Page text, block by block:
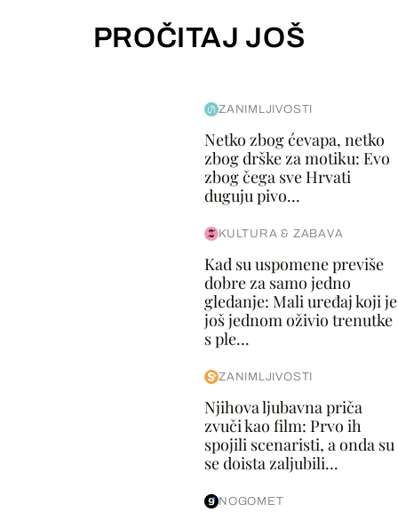
PROČITAJ JOŠ
ZANIMLJIVOSTI
Netko zbog ćevapa, netko
zbog drške za motiku: Evo
zbog čega sve Hrvati
duguju pivo...
KULTURA & ZABAVA
Kad su uspomene previše
dobre za samo jedno
gledanje: Mali uređaj koji je
još jednom oživio trenutke
s ple...
ZANIMLJIVOSTI
Njihova ljubavna priča
zvuči kao film: Prvo ih
spojili scenaristi, a onda su
se doista zaljubili...
NOGOMET